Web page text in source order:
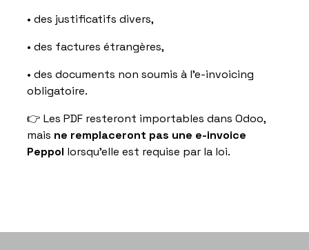
• des justificatifs divers,
• des factures étrangères,
• des documents non soumis à l’e-invoicing
obligatoire.
👉 Les PDF resteront importables dans Odoo,
mais ne remplaceront pas une e-invoice
Peppol lorsqu’elle est requise par la loi.